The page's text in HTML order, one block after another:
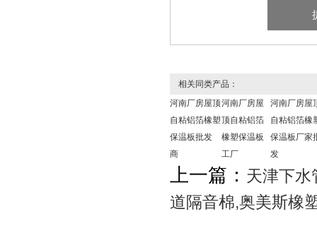
相关同类产品：
河南厂房屋顶
自粘铝箔橡塑
保温板批发
商
河南厂房屋
顶自粘铝箔
橡塑保温板
工厂
河南厂房屋
自粘铝箔橡
保温板厂家
发
上一篇： 天津下水
道隔音棉,奥美斯橡